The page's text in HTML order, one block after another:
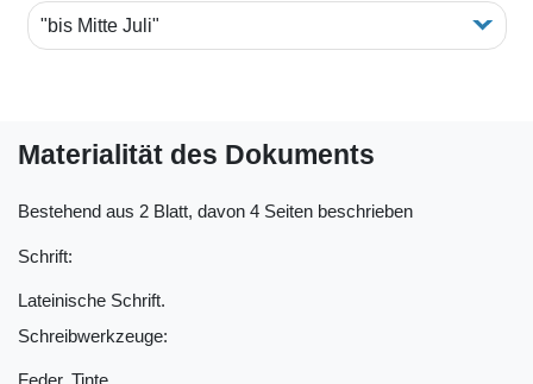
"bis Mitte Juli"
Materialität des Dokuments
Bestehend aus 2 Blatt, davon 4 Seiten beschrieben
Schrift:
Lateinische Schrift.
Schreibwerkzeuge:
Feder. Tinte.